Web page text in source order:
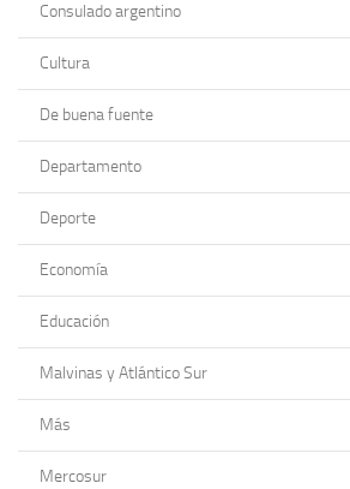
Consulado argentino
Cultura
De buena fuente
Departamento
Deporte
Economía
Educación
Malvinas y Atlántico Sur
Más
Mercosur